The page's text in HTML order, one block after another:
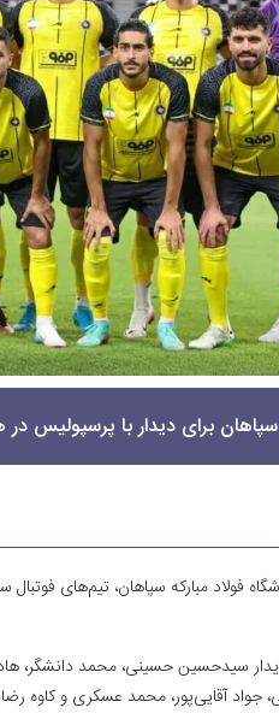
سپاهان برای دیدار با
فولاد مبارکه سپاهان، تیم‌های
سیدحسین حسینی، محمد دانشگر،
جواد آقایی‌پور، محمد عسکری و کاوه